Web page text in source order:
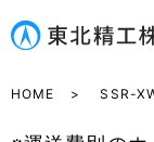
HOME SSR-